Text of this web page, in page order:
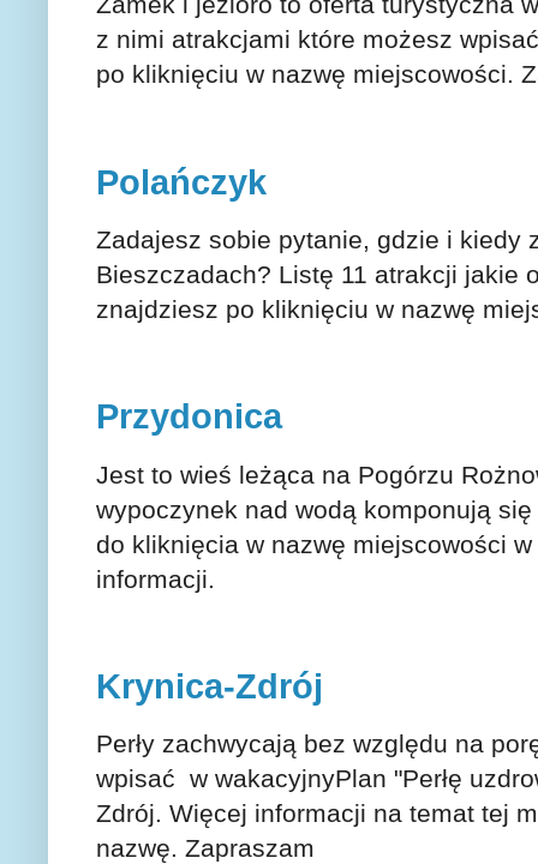
z nimi atrakcjami które możesz
po kliknięciu w nazwę miejscowości.
Polańczyk
Zadajesz sobie pytanie, gdzie i kiedy
Bieszczadach? Listę 11 atrakcji jakie
znajdziesz po kliknięciu w nazwę
Przydonica
Jest to wieś leżąca na Pogórzu
wypoczynek nad wodą komponują
do kliknięcia w nazwę miejscowości
informacji.
Krynica-Zdrój
Perły zachwycają bez względu na
wpisać w wakacyjnyPlan "Perłę
Zdrój. Więcej informacji na temat tej
nazwę. Zapraszam